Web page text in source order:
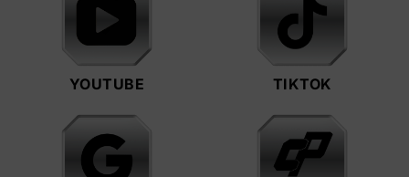
YOUTUBE TIKTOK